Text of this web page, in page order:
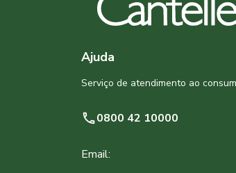
Ajuda
Serviço de atendimento ao
0800 42 10000
Email: